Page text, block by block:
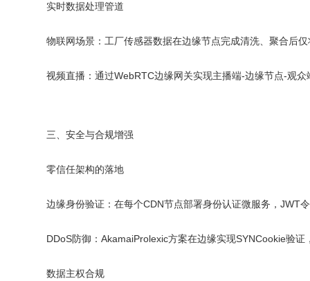
实时数据处理管道
物联网场景：工厂传感器数据在边缘节点完成清洗、聚合后
视频直播：通过WebRTC边缘网关实现主播端-边缘节点-观
三、安全与合规增强
零信任架构的落地
边缘身份验证：在每个CDN节点部署身份认证微服务，JWT
DDoS防御：AkamaiProlexic方案在边缘实现SYNCookie验
数据主权合规